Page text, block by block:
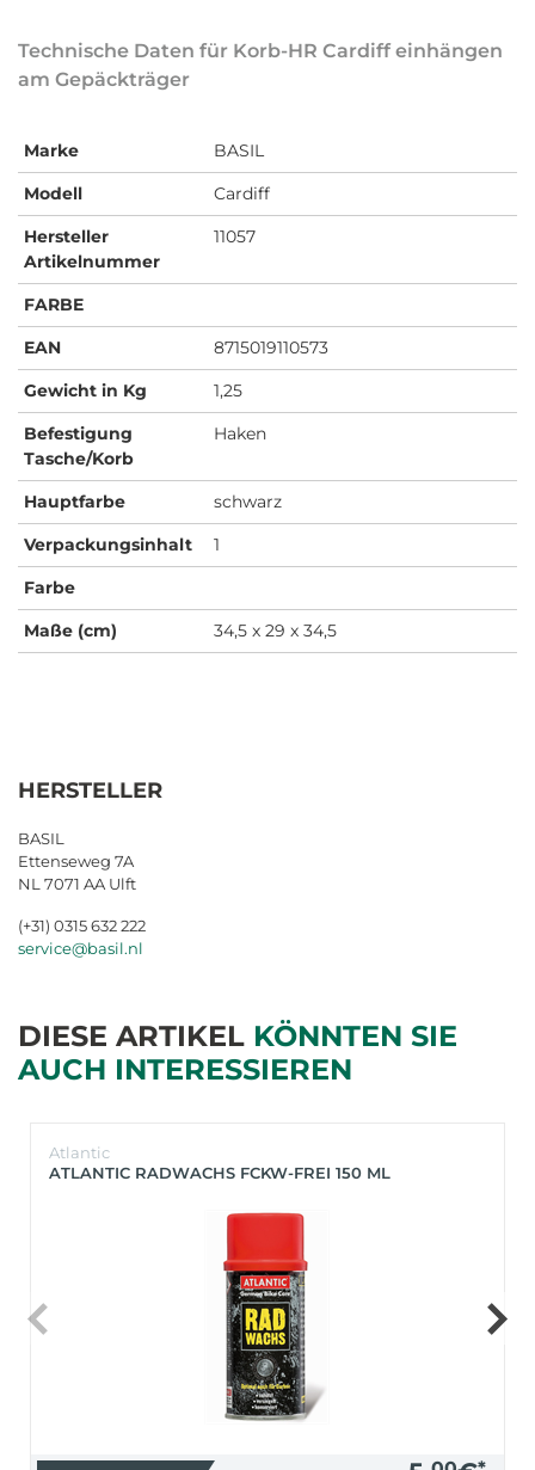
Technische Daten für Korb-HR Cardiff einhängen
am Gepäckträger
Marke
BASIL
Modell
Cardiff
Hersteller
Artikelnummer
11057
FARBE
EAN
8715019110573
Gewicht in Kg
1,25
Befestigung
Tasche/Korb
Haken
Hauptfarbe
schwarz
Verpackungsinhalt
1
Farbe
Maße (cm)
34,5 x 29 x 34,5
HERSTELLER
BASIL
Ettenseweg 7A
NL 7071 AA Ulft
(+31) 0315 632 222
service@basil.nl
DIESE ARTIKEL KÖNNTEN SIE
AUCH INTERESSIEREN
Atlantic
ATLANTIC RADWACHS FCKW-FREI 150 ML